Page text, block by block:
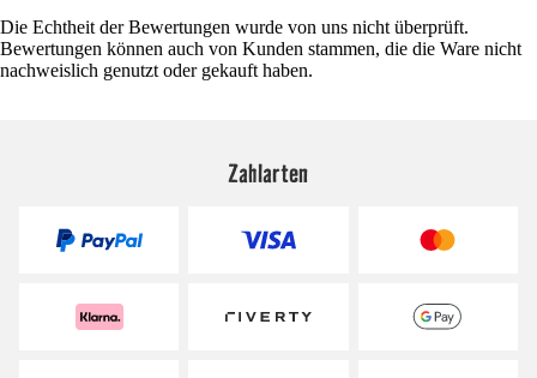
Die Echtheit der Bewertungen wurde von uns nicht überprüft.
Bewertungen können auch von Kunden stammen, die die Ware nicht
nachweislich genutzt oder gekauft haben.
Zahlarten